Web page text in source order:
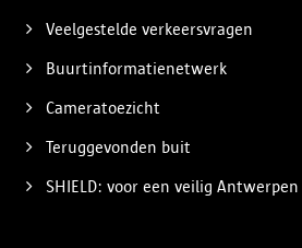
Veelgestelde verkeersvragen
Buurtinformatienetwerk
Cameratoezicht
Teruggevonden buit
SHIELD: voor een veilig Antwerpen